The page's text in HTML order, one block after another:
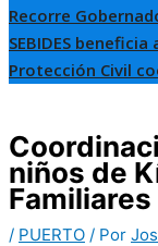
Recorre
SEBIDES
Protección Civil
niños de
Familiares
/ PUERTO / Por